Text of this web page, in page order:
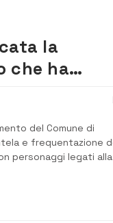
la
che ha
del
del Comune di
e frequentazione
personaggi legati alla
di controlli
l’eccesso dell’utilizzo